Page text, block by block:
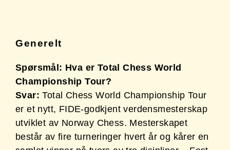
Generelt
Spørsmål: Hva er Total Chess World
Championship Tour?
Svar: Total Chess World Championship Tour
er et nytt, FIDE-godkjent verdensmesterskap
utviklet av Norway Chess. Mesterskapet
består av fire turneringer hvert år og kårer en